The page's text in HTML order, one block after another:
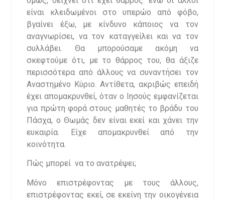
είναι κλειδωμένοι στο υπερώο από φόβο,
βγαίνει έξω, με κίνδυνο κάποιος να τον
αναγνωρίσει, να τον καταγγείλει και να τον
συλλάβει. Θα μπορούσαμε ακόμη να
σκεφτούμε ότι, με το θάρρος του, θα άξιζε
περισσότερα από άλλους να συναντήσει τον
Αναστημένο Κύριο. Αντίθετα, ακριβώς επειδή
έχει απομακρυνθεί, όταν ο Ιησούς εμφανίζεται
για πρώτη φορά στους μαθητές το βράδυ του
Πάσχα, ο Θωμάς δεν είναι εκεί και χάνει την
ευκαιρία. Είχε απομακρυνθεί από την
κοινότητα.
Πώς μπορεί να το ανατρέψει;
Μόνο επιστρέφοντας με τους άλλους,
επιστρέφοντας εκεί, σε εκείνη την οικογένεια